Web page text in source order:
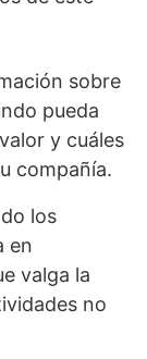
sobre
pueda
y cuáles
compañía.
los
en
valga la
no